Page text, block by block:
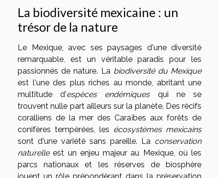
La biodiversité mexicaine : un
trésor de la nature
Le Mexique, avec ses paysages d'une diversité
remarquable, est un véritable paradis pour les
passionnés de nature. La biodiversité du Mexique
est l'une des plus riches au monde, abritant une
multitude d'espèces endémiquesqui ne se
trouvent nulle part ailleurs sur la planète. Des récifs
coralliens de la mer des Caraïbes aux forêts de
conifères tempérées, les écosystèmes mexicains
sont d'une variété sans pareille. La conservation
naturelleest un enjeu majeur au Mexique, où les
parcs nationaux et les réserves de biosphère